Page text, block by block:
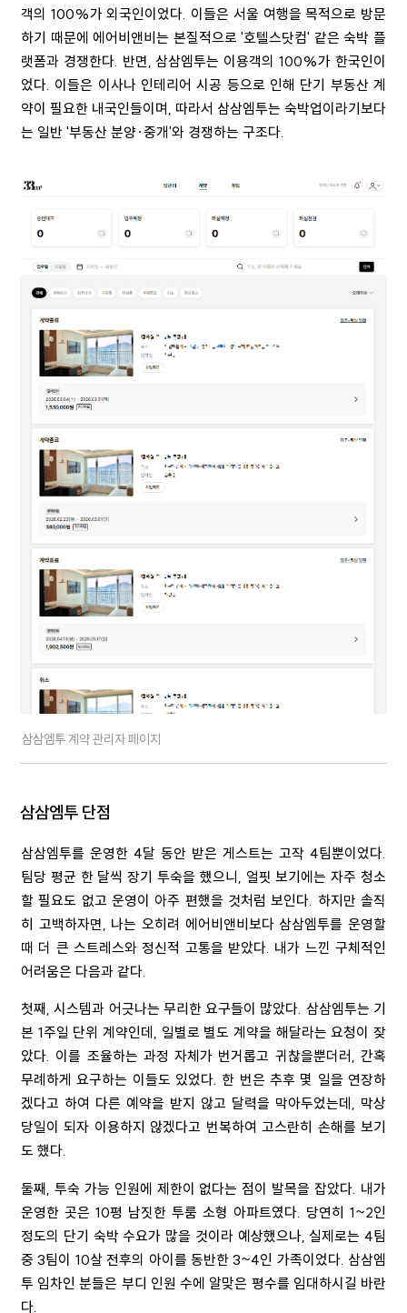
객의 100%가 외국인이었다. 이들은 서울 여행을 목적으로 방문
하기 때문에 에어비앤비는 본질적으로 '호텔스닷컴' 같은 숙박 플
랫폼과 경쟁한다. 반면, 삼삼엠투는 이용객의 100%가 한국인이
었다. 이들은 이사나 인테리어 시공 등으로 인해 단기 부동산 계
약이 필요한 내국인들이며, 따라서 삼삼엠투는 숙박업이라기보다
는 일반 '부동산 분양·중개'와 경쟁하는 구조다.
삼삼엠투 계약 관리자 페이지
삼삼엠투 단점
삼삼엠투를 운영한 4달 동안 받은 게스트는 고작 4팀뿐이었다.
팀당 평균 한 달씩 장기 투숙을 했으니, 얼핏 보기에는 자주 청소
할 필요도 없고 운영이 아주 편했을 것처럼 보인다. 하지만 솔직
히 고백하자면, 나는 오히려 에어비앤비보다 삼삼엠투를 운영할
때 더 큰 스트레스와 정신적 고통을 받았다. 내가 느낀 구체적인
어려움은 다음과 같다.
첫째, 시스템과 어긋나는 무리한 요구들이 많았다. 삼삼엠투는 기
본 1주일 단위 계약인데, 일별로 별도 계약을 해달라는 요청이 잦
았다. 이를 조율하는 과정 자체가 번거롭고 귀찮을뿐더러, 간혹
무례하게 요구하는 이들도 있었다. 한 번은 추후 몇 일을 연장하
겠다고 하여 다른 예약을 받지 않고 달력을 막아두었는데, 막상
당일이 되자 이용하지 않겠다고 번복하여 고스란히 손해를 보기
도 했다.
둘째, 투숙 가능 인원에 제한이 없다는 점이 발목을 잡았다. 내가
운영한 곳은 10평 남짓한 투룸 소형 아파트였다. 당연히 1~2인
정도의 단기 숙박 수요가 많을 것이라 예상했으나, 실제로는 4팀
중 3팀이 10살 전후의 아이를 동반한 3~4인 가족이었다. 삼삼엠
투 임차인 분들은 부디 인원 수에 알맞은 평수를 임대하시길 바란
다.